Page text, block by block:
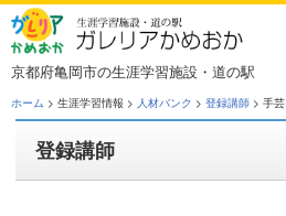
Skip
to
the
content
京都府亀岡市の生涯学習施設・道の駅
ホーム > 生涯学習情報 > 人材バンク > 登録講師 > 手芸
登録講師